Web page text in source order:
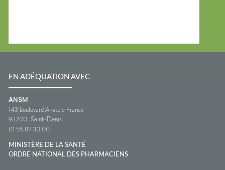
EN ADÉQUATION AVEC
ANSM
143 boulevard Anatole France
93200 Saint-Denis
01 55 87 30 00
MINISTÈRE DE LA SANTÉ
ORDRE NATIONAL DES PHARMACIENS